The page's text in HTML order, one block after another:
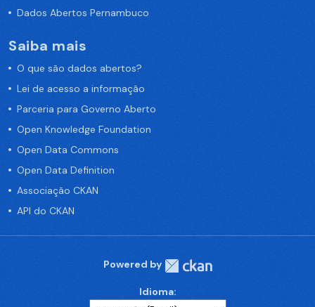
Dados Abertos Pernambuco
Saiba mais
O que são dados abertos?
Lei de acesso a informação
Parceria para Governo Aberto
Open Knowledge Foundation
Open Data Commons
Open Data Definition
Associação CKAN
API do CKAN
Powered by
Idioma